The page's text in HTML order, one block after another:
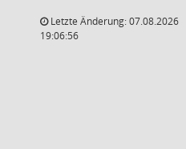
Letzte Änderung: 07.08.2026
19:06:56